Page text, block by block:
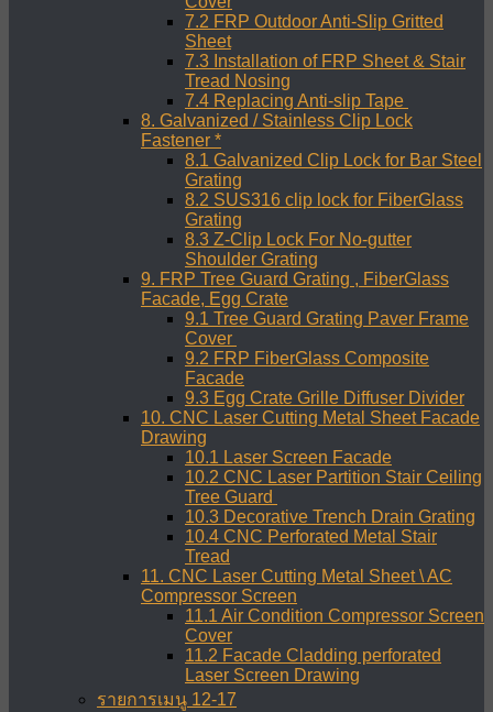
7.2 FRP Outdoor Anti-Slip Gritted
Sheet
7.3 Installation of FRP Sheet & Stair
Tread Nosing
7.4 Replacing Anti-slip Tape
8. Galvanized / Stainless Clip Lock
Fastener *
8.1 Galvanized Clip Lock for Bar Steel
Grating
8.2 SUS316 clip lock for FiberGlass
Grating
8.3 Z-Clip Lock For No-gutter
Shoulder Grating
9. FRP Tree Guard Grating , FiberGlass
Facade, Egg Crate
9.1 Tree Guard Grating Paver Frame
Cover
9.2 FRP FiberGlass Composite
Facade
9.3 Egg Crate Grille Diffuser Divider
10. CNC Laser Cutting Metal Sheet Facade
Drawing
10.1 Laser Screen Facade
10.2 CNC Laser Partition Stair Ceiling
Tree Guard
10.3 Decorative Trench Drain Grating
10.4 CNC Perforated Metal Stair
Tread
11. CNC Laser Cutting Metal Sheet \ AC
Compressor Screen
11.1 Air Condition Compressor Screen
Cover
11.2 Facade Cladding perforated
Laser Screen Drawing
รายการเมนู 12-17